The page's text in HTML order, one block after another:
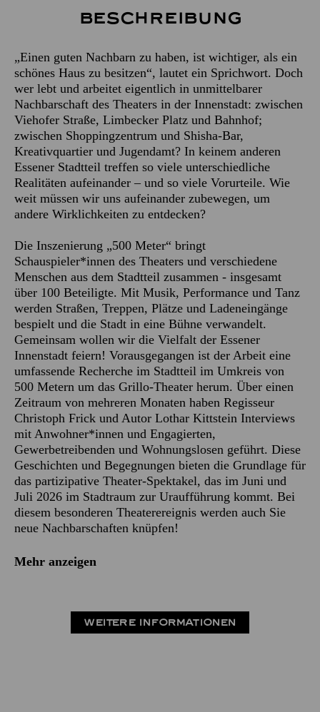
Beschreibung
„Einen guten Nachbarn zu haben, ist wichtiger, als ein
schönes Haus zu besitzen“, lautet ein Sprichwort. Doch
wer lebt und arbeitet eigentlich in unmittelbarer
Nachbarschaft des Theaters in der Innenstadt: zwischen
Viehofer Straße, Limbecker Platz und Bahnhof;
zwischen Shoppingzentrum und Shisha-Bar,
Kreativquartier und Jugendamt? In keinem anderen
Essener Stadtteil treffen so viele unterschiedliche
Realitäten aufeinander – und so viele Vorurteile. Wie
weit müssen wir uns aufeinander zubewegen, um
andere Wirklichkeiten zu entdecken?
Die Inszenierung „500 Meter“ bringt
Schauspieler*innen des Theaters und verschiedene
Menschen aus dem Stadtteil zusammen - insgesamt
über 100 Beteiligte. Mit Musik, Performance und Tanz
werden Straßen, Treppen, Plätze und Ladeneingänge
bespielt und die Stadt in eine Bühne verwandelt.
Gemeinsam wollen wir die Vielfalt der Essener
Innenstadt feiern! Vorausgegangen ist der Arbeit eine
umfassende Recherche im Stadtteil im Umkreis von
500 Metern um das Grillo-Theater herum. Über einen
Zeitraum von mehreren Monaten haben Regisseur
Christoph Frick und Autor Lothar Kittstein Interviews
mit Anwohner*innen und Engagierten,
Gewerbetreibenden und Wohnungslosen geführt. Diese
Geschichten und Begegnungen bieten die Grundlage für
das partizipative Theater-Spektakel, das im Juni und
Juli 2026 im Stadtraum zur Uraufführung kommt. Bei
diesem besonderen Theaterereignis werden auch Sie
neue Nachbarschaften knüpfen!
Mehr anzeigen
WEITERE INFORMATIONEN